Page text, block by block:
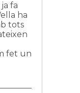
fa
ha
tots
fet un